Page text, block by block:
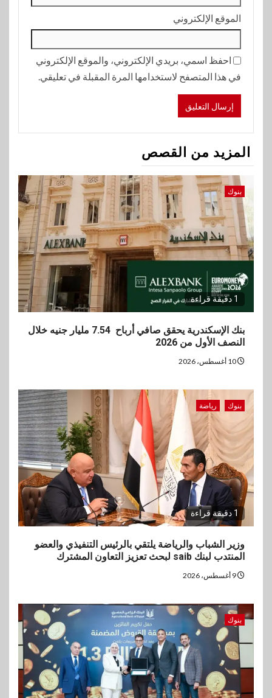
الموقع الإلكتروني
احفظ اسمي، بريدي الإلكتروني، والموقع الإلكتروني
في هذا المتصفح لاستخدامها المرة المقبلة في تعليقي.
المزيد من القصص
بنوك
1 دقيقة قراءة
بنك الإسكندرية يحقق صافي أرباح 7.54 مليار جنيه خلال
النصف الأول من 2026
بنوك رياضة
1 دقيقة قراءة
وزير الشباب والرياضة يلتقي بالرئيس التنفيذي والعضو
المنتدب لبنك saib لبحث تعزيز التعاون المشترك
بنوك